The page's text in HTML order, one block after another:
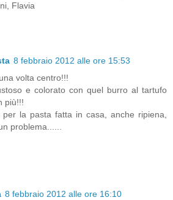
Flavia
8 febbraio 2012 alle ore 15:53
volta centro!!!
e colorato con quel burro al tartufo
più!!!
per la pasta fatta in casa, anche ripiena,
problema......
8 febbraio 2012 alle ore 16:10